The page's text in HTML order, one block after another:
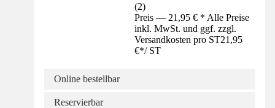
(2)
Preis — 21,95 € * Alle Preise
inkl. MwSt. und ggf. zzgl.
Versandkosten pro ST21,95
€*/ ST
Online bestellbar
Reservierbar